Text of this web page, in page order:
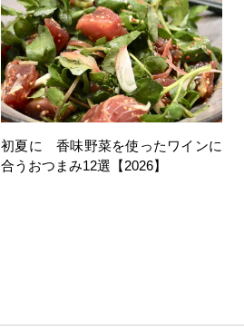
初夏に 香味野菜を使ったワインに
合うおつまみ12選【2026】